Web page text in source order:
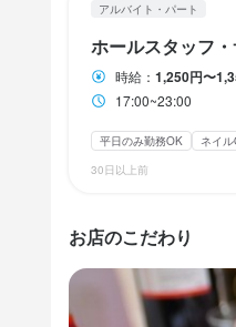
アルバイト・パート
ホールスタッフ
時給： 1,250円〜
17:00~23:00
平日のみ勤務OK
ネイ
30日以上前
お店のこだわり
勤務時間
17:00~23:00
休日・休暇
2週間ごとのシフト制